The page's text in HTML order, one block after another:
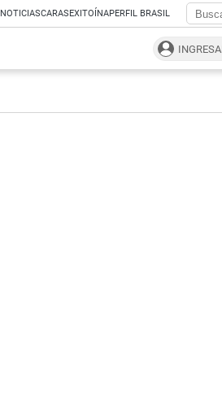
NOTICIASCARASEXITOÍNAPERFIL BRASIL